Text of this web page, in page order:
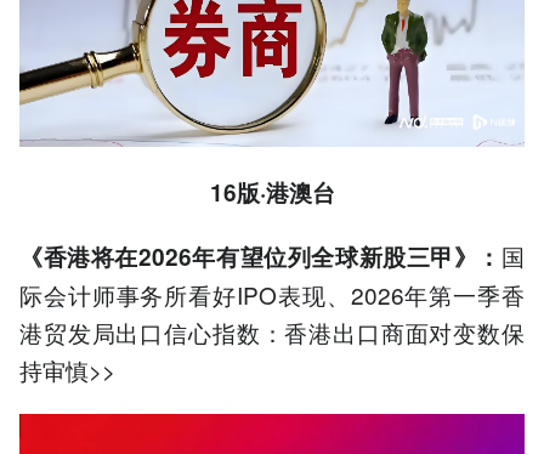
16版·港澳台
《香港将在2026年有望位列全球新股三甲》： 国
际会计师事务所看好IPO表现、2026年第一季香
港贸发局出口信心指数：香港出口商面对变数保
持审慎>>